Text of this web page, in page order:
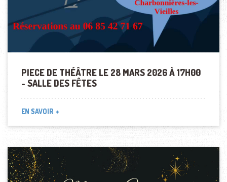
PIECE DE THÉÂTRE LE 28 MARS 2026 À 17H00
- SALLE DES FÊTES
EN SAVOIR +